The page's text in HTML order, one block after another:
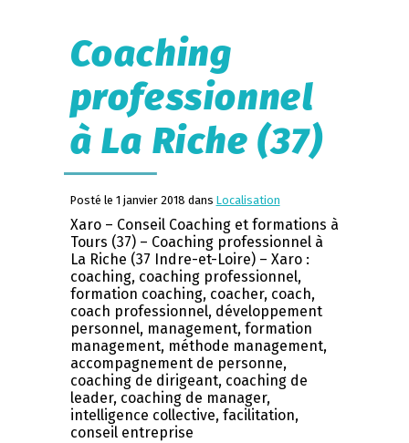
Coaching
professionnel
à La Riche (37)
Posté le 1 janvier 2018 dans Localisation
Xaro – Conseil Coaching et formations à
Tours (37) – Coaching professionnel à
La Riche (37 Indre-et-Loire) – Xaro :
coaching, coaching professionnel,
formation coaching, coacher, coach,
coach professionnel, développement
personnel, management, formation
management, méthode management,
accompagnement de personne,
coaching de dirigeant, coaching de
leader, coaching de manager,
intelligence collective, facilitation,
conseil entreprise